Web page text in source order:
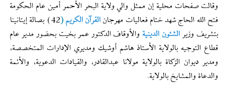
وقالت صفحات محلية إن ممثل والي ولاية البحر الأحمر أمين عام الحكومة
فتح الله الحاج شهد ختام فعاليات مهرجان القرآن الكريم(
42) بصالة إيتانينا
بتشريف وزير الشئون الدينيةوالأوقاف الدكتور عمر بخيت بحضور مدير عام
قطاع التوجيه بالولاية الأستاذ هاشم أوشيك ومديري الإدارات المتخصصة،
ومدير ديوان الزكاة بالولاية مولانا عبدالقادر، والقيادات الدعوية، والأئمة
والدعاة والمشايخ بالولاية.